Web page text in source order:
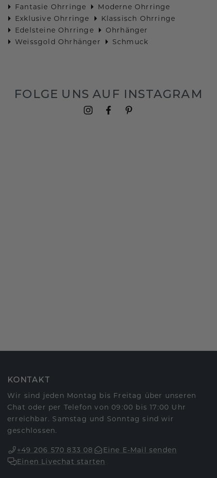
Fantasie Ohrringe
Moderne Ohrringe
Exklusive Ohrringe
Klassisch Ohrringe
Edelsteine Ohrringe
Ohrhänger
Weissgold Ohrhänger
Schmuck
FOLGE UNS AUF INSTAGRAM
KONTAKT
Wir sind jeden Montag bis Freitag über unseren
Chat oder per Telefon von 09:00 bis 17:00 Uhr
erreichbar. Samstag und Sonntag sind wir
geschlossen.
+49 206 570 833 08
Eine E-Mail senden
Einen Livechat starten